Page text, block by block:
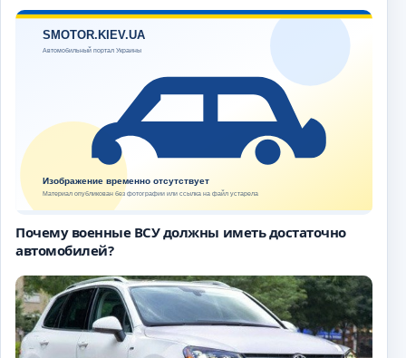
Почему военные ВСУ должны иметь достаточно
автомобилей?